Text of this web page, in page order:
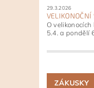
29.3.2026
VELIKONOČNÍ
O velikonocích
5.4. a pondělí
ZÁKUSKY